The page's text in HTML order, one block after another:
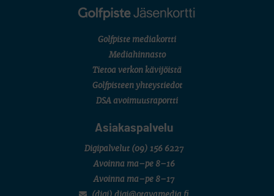
Golfpiste mediakortti
Mediahinnasto
Tietoa verkon kävijöistä
Golfpisteen yhteystiedot
DSA avoimuusraportti
Asiakaspalvelu
Digipalvelut (09) 156 6227
Avoinna ma–pe 8–16
Avoinna ma–pe 8–17